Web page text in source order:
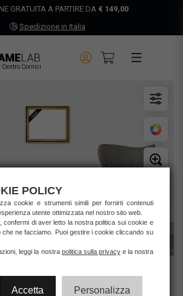
GRATUITA A PARTIRE DA € 149,00
Spedizione in Italia
Centro Cornici
CONFIGURA CORNICE
POLICY
cookie e strumenti simili per fornirti contenuti
utente ottimizzata nel nostro sito web.
confermi di aver letto la nostra politica sui cookie e
che ne facciamo. Puoi gestire i cookie cliccando su
leggi la nostra politica sulla privacye la nostra
Accetta Personalizza